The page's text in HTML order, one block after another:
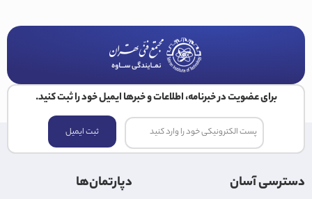
برای عضویت در خبرنامه، اطلاعات و خبرها ایمیل خود را ثبت کنید.
ثبت ایمیل
دسترسی آسان دپارتمان‌ها